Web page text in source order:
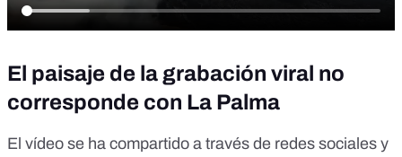
El paisaje de la grabación viral no
corresponde con La Palma
El vídeo se ha compartido a través de redes sociales y